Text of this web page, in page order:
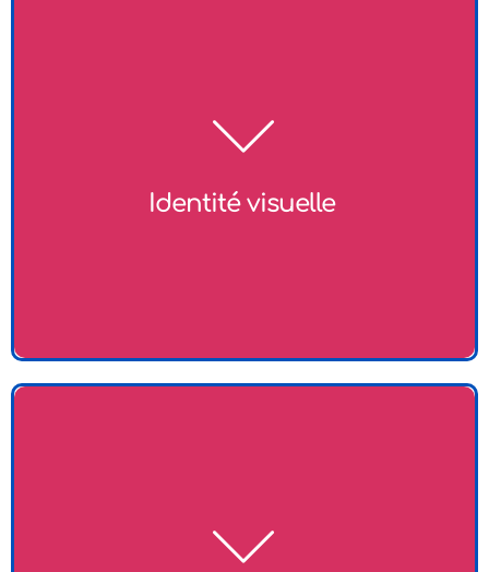
Identité visuelle ​
forte pour votre marque, incluant des éléments
distinctifs qui reflètent vos valeurs et votre mission.
marché concurrentiel.​
définit les couleurs, les typographies et les éléments
visuels à utiliser dans toutes vos communications.